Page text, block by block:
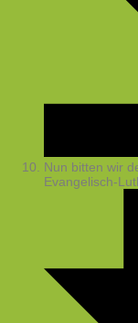
Nun bitten wir
Evangelisch-